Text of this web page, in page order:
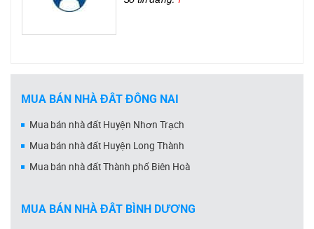
MUA BÁN NHÀ ĐẤT ĐỒNG NAI
Mua bán nhà đất Huyện Nhơn Trạch
Mua bán nhà đất Huyện Long Thành
Mua bán nhà đất Thành phố Biên Hoà
MUA BÁN NHÀ ĐẤT BÌNH DƯƠNG